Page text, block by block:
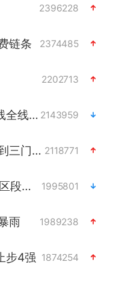
2396228
链条 2374485
2202713
上海：5号线16号线浦江线全线停运 2143959
白海豚预计将在浙江苍南到三门一带登陆 2118771
今日15时起福州地铁高架区段停运 1995801
雨 1989238
步4强 1874254